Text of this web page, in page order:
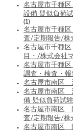
名古屋市千種
設備 疑似負荷
(1)
名古屋市千種
査/定期報告/株
名古屋市千種
目・/株式会社
名古屋市千種
調査・検査・
名古屋市南区
名古屋市南区
備 疑似負荷試
名古屋市南区
査/定期報告/株
名古屋市南区